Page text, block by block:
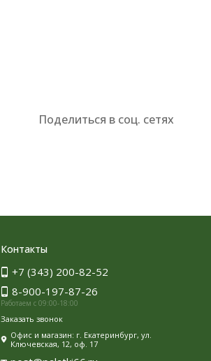
Поделиться в соц. сетях
Контакты
+7 (343) 200-82-52
8-900-197-87-26
Работаем с 09:00-18:00
Заказать звонок
Офис и магазин: г. Екатеринбург, ул.
Ключевская, 12, оф. 17